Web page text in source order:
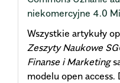
niekomercyjne 4.0
Wszystkie artykuły
Zeszyty Naukowe
Finanse i Marketing
modelu open